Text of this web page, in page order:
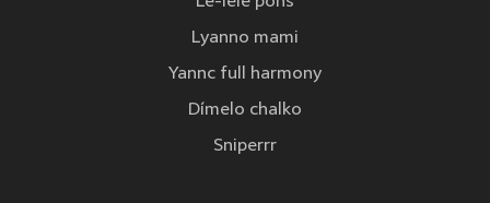
Lyanno mami
Yannc full harmony
Dímelo chalko
Sniperrr